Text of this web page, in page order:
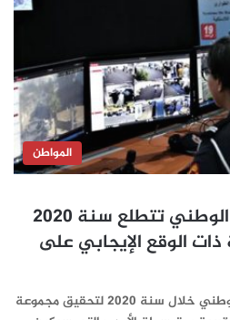
المواطن
المديرية العامة للأمن الوطني تتطلع سنة 2020
الوقع الإيجابي على
تتطلع المديرية العامة للأمن الوطني خلال سنة 2020 لتحقيق مجموعة